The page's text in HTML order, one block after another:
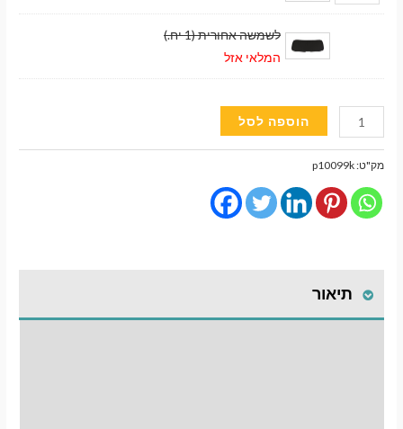
לשמשה אחורית (1 יח.)
המלאי אזל
כמות
של
וילונות
השחרה
מגנטיים
FORD
Focus
הוספה לסל
מק"ט:p10099k
תיאור